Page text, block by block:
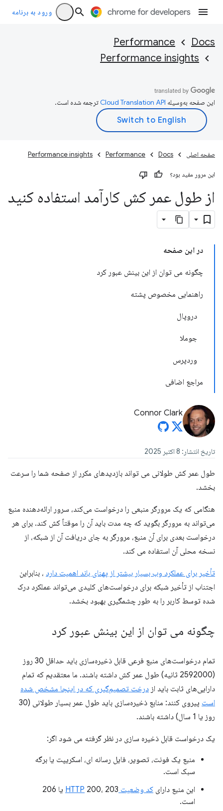
ورود به برنامه
Docs
Performance
Performance insights
این صفحه به‌وسیله ترجمه شده است.
صفحه اصلی Docs
Performance
Performance insights
این مرور مفید بود؟
از طول عمر کش کارآمد استفاده کنید
در این صفحه
چگونه می توان از این بینش عبور کرد
راهنمایی مخصوص پشته
دروپال
جوملا
وردپرس
مراجع اضافی
Connor Clark
تاریخ انتشار: 8 اکتبر 2025
طول عمر کش طولانی می تواند بازدیدهای مکرر از صفحه شما را سرعت
بخشد.
هنگامی که یک مرورگر منبعی را درخواست می‌کند، سرور ارائه‌دهنده منبع
می‌تواند به مرورگر بگوید که چه مدت باید آن را موقتاً کش کند. برای هر
درخواست بعدی برای آن منبع، مرورگر به جای دریافت آن از شبکه، از
نسخه محلی آن استفاده می کند.
تأخیر برای عملکرد وب بسیار بیشتر از پهنای باند اهمیت دارد ، بنابراین
اجتناب از تأخیر شبکه برای درخواست‌های کلیدی می‌تواند عملکرد درک
شده توسط کاربر را به طور چشمگیری بهبود بخشد.
چگونه می توان از این بینش عبور کرد
تمام درخواست‌های منبع فرعی قابل ذخیره‌سازی باید حداقل 30 روز
(2592000 ثانیه) طول عمر کش داشته باشند. ما معتقدیم که تمام
دارایی‌های ثابت باید از درخت تصمیم‌گیری که در اینجا مشخص شده
است
پیروی کنند: منابع ذخیره‌سازی باید طول عمر بسیار طولانی (30
روز یا 1 سال) داشته باشند.
یک درخواست قابل ذخیره سازی در نظر گرفته می شود اگر:
منبع یک فونت، تصویر، فایل رسانه ای، اسکریپت یا برگه
سبک است.
این منبع دارای کد وضعیت HTTP
200، 203 یا 206
است.